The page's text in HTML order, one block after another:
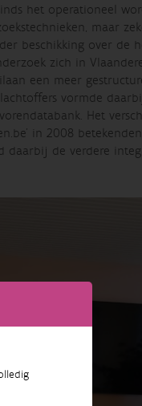
het operationeel
maar
beschikking over de
zich in
een meer
vormde
Het
in 2008
de verdere